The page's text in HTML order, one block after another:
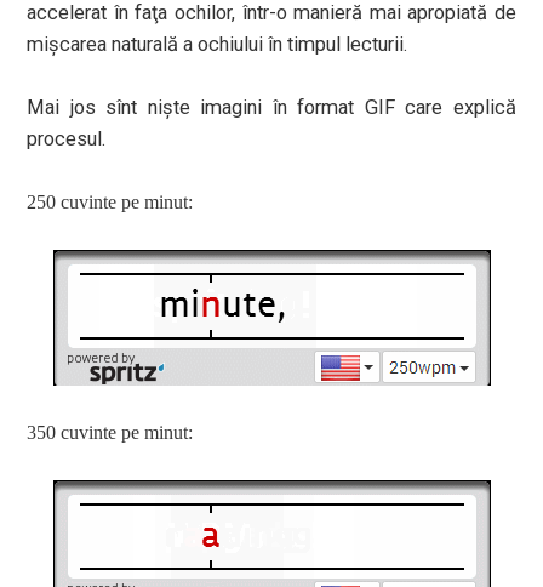
accelerat în faţa ochilor, într-o manieră mai apropiată de
mişcarea naturală a ochiului în timpul lecturii.
Mai jos sînt nişte imagini în format GIF care explică
procesul.
250 cuvinte pe minut:
350 cuvinte pe minut: